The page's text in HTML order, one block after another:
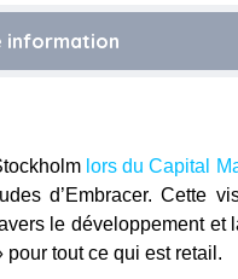
information
lors du Capital
d’Embracer. Cette
le développement et
pour tout ce qui est retail.